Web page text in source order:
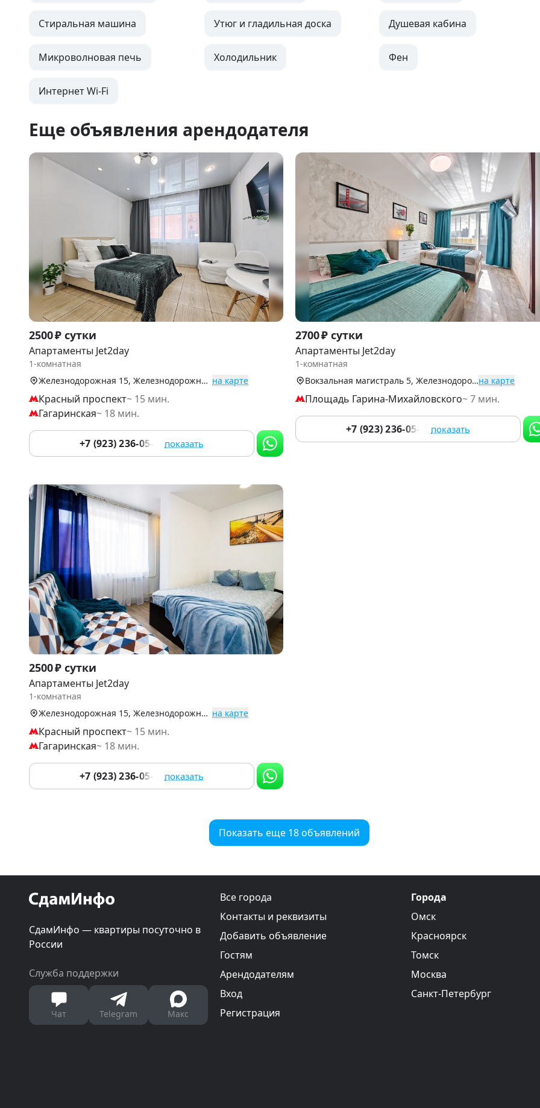
Стиральная машина Утюг и гладильная доска Душевая кабина
Микроволновая печь Холодильник Фен
Интернет Wi-Fi
Еще объявления арендодателя
Item
1
of
2500 ₽ сутки
Апартаменты Jet2day
1-комнатная
Железнодорожная 15, Железнодорожный р-н на карте
Красный проспект~ 15 мин.
Гагаринская~ 18 мин.
+7 (923) 236-05-84 показать
Item
1
of
2700 ₽ сутки
Апартаменты Jet2day
1-комнатная
Вокзальная магистраль 5, Железнодорожный р-нна карте
Площадь Гарина-Михайловского~ 7 мин.
+7 (923) 236-05-84 показать
Item
1
of
9
2500 ₽ сутки
Апартаменты Jet2day
1-комнатная
Железнодорожная 15, Железнодорожный р-н на карте
Красный проспект~ 15 мин.
Гагаринская~ 18 мин.
+7 (923) 236-05-84 показать
Показать еще 18 объявлений
СдамИнфо — квартиры посуточно в
России
Служба поддержки
Чат Telegram Макс
Все города
Контакты и реквизиты
Добавить объявление
Гостям
Арендодателям
Вход
Регистрация
Города
Омск
Красноярск
Томск
Москва
Санкт-Петербург